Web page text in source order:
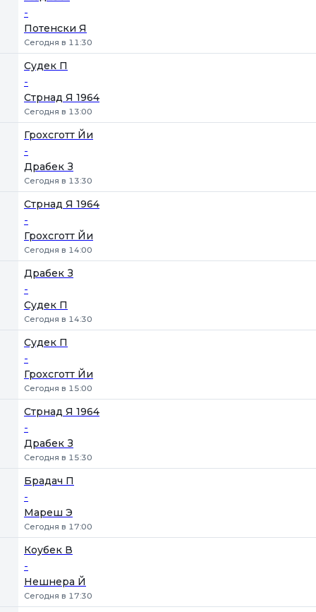
-
Потенски Я
Сегодня в 11:30
Судек П
-
Стрнад Я 1964
Сегодня в 13:00
Грохсготт Йи
-
Драбек З
Сегодня в 13:30
Стрнад Я 1964
-
Грохсготт Йи
Сегодня в 14:00
Драбек З
-
Судек П
Сегодня в 14:30
Судек П
-
Грохсготт Йи
Сегодня в 15:00
Стрнад Я 1964
-
Драбек З
Сегодня в 15:30
Брадач П
-
Мареш Э
Сегодня в 17:00
Коубек В
-
Нешнера Й
Сегодня в 17:30